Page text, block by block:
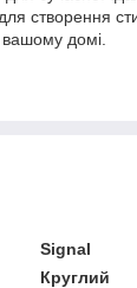
створення
домі.
Signal
Круглий